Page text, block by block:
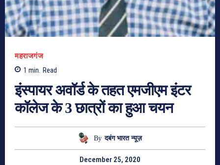
महराजगंज
1 min. Read
इंस्पायर अवॉर्ड के तहत एमजीएम इंटर
कॉलेज के 3 छात्रों का हुआ चयन
By दबंग भारत न्यूज़
December 25, 2020